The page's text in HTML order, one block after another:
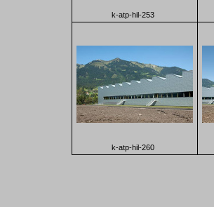
k-atp-hil-253
k-atp-hil-260